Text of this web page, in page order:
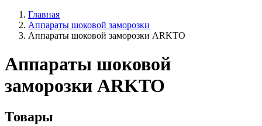
Главная
Аппараты шоковой заморозки
Аппараты шоковой заморозки ARKTO
Аппараты шоковой
заморозки ARKTO
Товары